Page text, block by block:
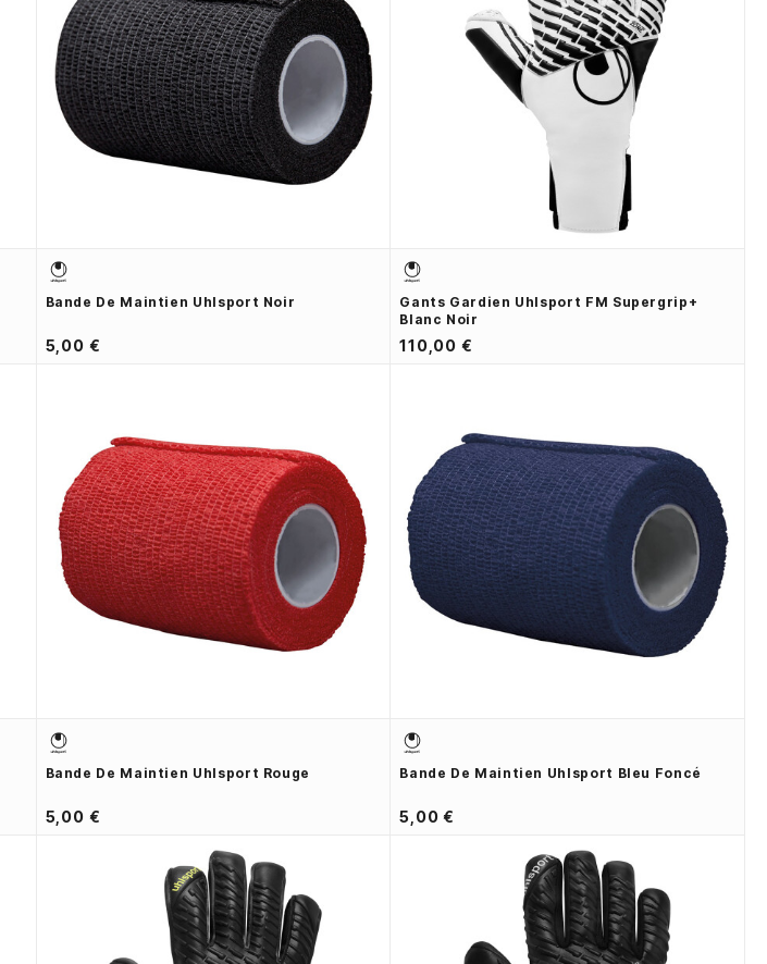
Bande De Maintien Uhlsport Noir
5,00 €
Gants Gardien Uhlsport FM Supergrip+
Blanc Noir
110,00 €
Bande De Maintien Uhlsport Rouge
5,00 €
Bande De Maintien Uhlsport Bleu Foncé
5,00 €